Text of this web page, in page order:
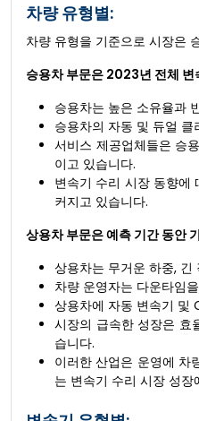
차량 유형별:
차량 유형을 기준으로 시장은
승용차 부문은 2023년 전체 변
승용차는 높은 소유율과
승용차의 자동 및 듀얼
서비스 제공업체들은 승
이고 있습니다.
변속기 수리 시장 동향에
커지고 있습니다.
상용차 부문은 예측 기간 동안
상용차는 무거운 하중, 긴
차량 운영자는 다운타임
상용차에 자동 변속기 및
시장의 급속한 성장은 효
습니다.
이러한 산업은 운영에 차
는 변속기 수리 시장 성